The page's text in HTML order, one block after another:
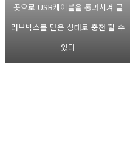
곳으로 USB케이블을 통과시켜 글
러브박스를 닫은 상태로 충전 할 수
있다